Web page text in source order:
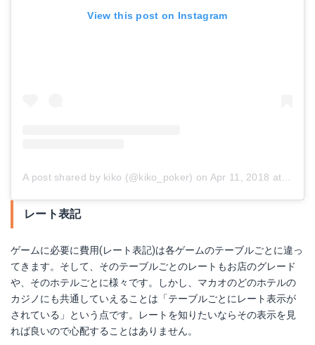
View this post on Instagram
A post shared by kiko (@kiko_poker) on Apr 11, 2018 at 1:32am PDT
レート表記
ゲームに必要に費用(レート表記)は各ゲームのテーブルごとに違っ
てきます。そして、そのテーブルごとのレートもお店のグレード
や、そのホテルごとに様々です。しかし、マカオのどのホテルの
カジノにも共通していえることは「テーブルごとにレート表示が
されている」という点です。レートを知りたいならその表示を見
れば良いので心配することはありません。